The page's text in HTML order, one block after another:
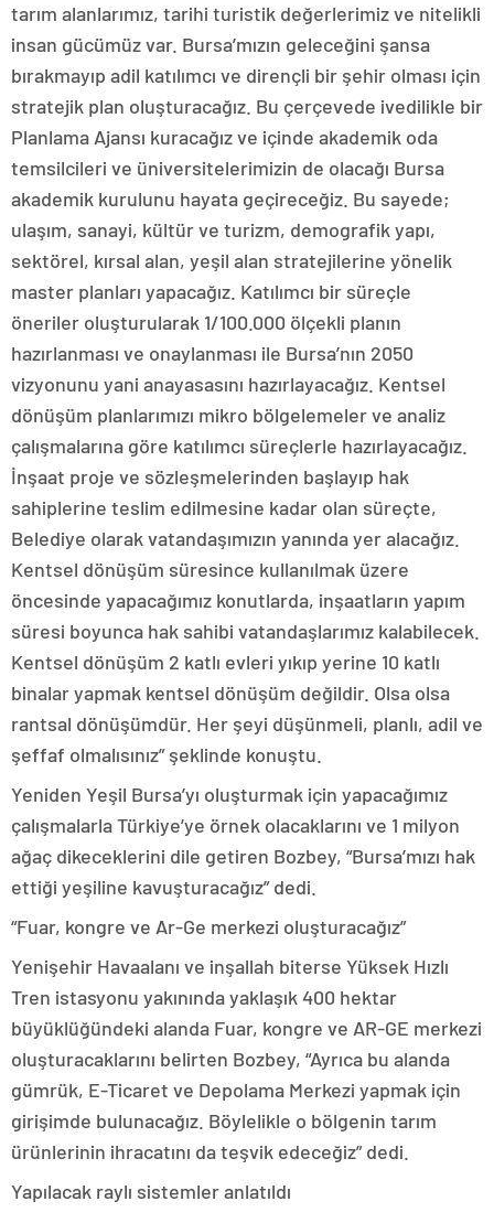
tarım alanlarımız, tarihi turistik değerlerimiz ve nitelikli
insan gücümüz var. Bursa’mızın geleceğini şansa
bırakmayıp adil katılımcı ve dirençli bir şehir olması için
stratejik plan oluşturacağız. Bu çerçevede ivedilikle bir
Planlama Ajansı kuracağız ve içinde akademik oda
temsilcileri ve üniversitelerimizin de olacağı Bursa
akademik kurulunu hayata geçireceğiz. Bu sayede;
ulaşım, sanayi, kültür ve turizm, demografik yapı,
sektörel, kırsal alan, yeşil alan stratejilerine yönelik
master planları yapacağız. Katılımcı bir süreçle
öneriler oluşturularak 1/100.000 ölçekli planın
hazırlanması ve onaylanması ile Bursa’nın 2050
vizyonunu yani anayasasını hazırlayacağız. Kentsel
dönüşüm planlarımızı mikro bölgelemeler ve analiz
çalışmalarına göre katılımcı süreçlerle hazırlayacağız.
İnşaat proje ve sözleşmelerinden başlayıp hak
sahiplerine teslim edilmesine kadar olan süreçte,
Belediye olarak vatandaşımızın yanında yer alacağız.
Kentsel dönüşüm süresince kullanılmak üzere
öncesinde yapacağımız konutlarda, inşaatların yapım
süresi boyunca hak sahibi vatandaşlarımız kalabilecek.
Kentsel dönüşüm 2 katlı evleri yıkıp yerine 10 katlı
binalar yapmak kentsel dönüşüm değildir. Olsa olsa
rantsal dönüşümdür. Her şeyi düşünmeli, planlı, adil ve
şeffaf olmalısınız” şeklinde konuştu.
Yeniden Yeşil Bursa’yı oluşturmak için yapacağımız
çalışmalarla Türkiye’ye örnek olacaklarını ve 1 milyon
ağaç dikeceklerini dile getiren Bozbey, “Bursa’mızı hak
ettiği yeşiline kavuşturacağız” dedi.
“Fuar, kongre ve Ar-Ge merkezi oluşturacağız”
Yenişehir Havaalanı ve inşallah biterse Yüksek Hızlı
Tren istasyonu yakınında yaklaşık 400 hektar
büyüklüğündeki alanda Fuar, kongre ve AR-GE merkezi
oluşturacaklarını belirten Bozbey, “Ayrıca bu alanda
gümrük, E-Ticaret ve Depolama Merkezi yapmak için
girişimde bulunacağız. Böylelikle o bölgenin tarım
ürünlerinin ihracatını da teşvik edeceğiz” dedi.
Yapılacak raylı sistemler anlatıldı